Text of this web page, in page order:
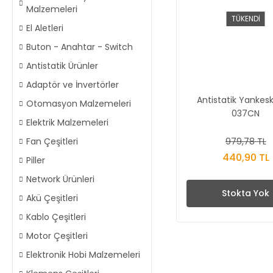
Malzemeleri
El Aletleri
Buton - Anahtar - Switch
Antistatik Ürünler
Adaptör ve İnvertörler
Otomasyon Malzemeleri
Elektrik Malzemeleri
Fan Çeşitleri
Piller
Network Ürünleri
Akü Çeşitleri
Kablo Çeşitleri
Motor Çeşitleri
Elektronik Hobi Malzemeleri
TÜKENDİ
Antistatik
037CN
979,78 TL
440,90 TL
Stokta Yok